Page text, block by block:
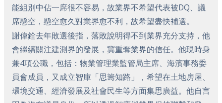
能組別中佔一席很不容易，故業界不希望代表被DQ、議
席懸空，懸空愈久對業界愈不利，故希望盡快補選。
謝偉銓去年敗選後指，落敗說明得不到業界充分支持，他
會繼續關注建測界的發展，冀重奪業界的信任。他現時身
兼4項公職，包括：物業管理業監管局主席、海濱事務委
員會成員，又成立智庫「思籌知路」，希望在土地房屋、
環境交通、經濟發展及社會民生等方面集思廣益。他自言